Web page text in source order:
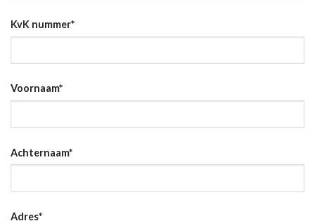
KvK nummer*
Voornaam*
Achternaam*
Adres*